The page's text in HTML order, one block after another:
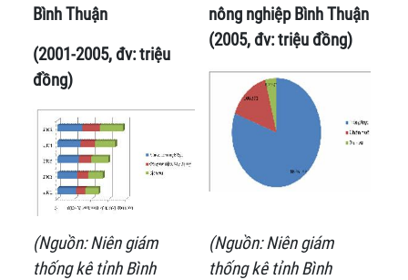
Bình Thuận
(2001-2005, đv: triệu
đồng)
nông nghiệp Bình Thuận
(2005, đv: triệu đồng)
(Nguồn: Niên giám
thống kê tỉnh Bình
(Nguồn: Niên giám
thống kê tỉnh Bình